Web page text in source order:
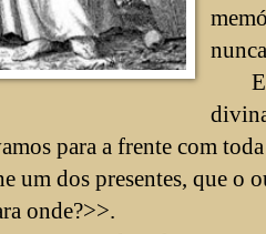
para a frente com
um dos presentes, que o
onde?>>.